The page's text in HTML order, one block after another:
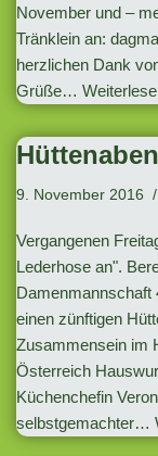
November und –
Tränklein an:
herzlichen Dank
Grüße…
9. November 2016
Vergangenen
Lederhose an".
Damenmannschaft
einen zünftigen
Zusammensein im
Österreich
Küchenchefin
selbstgemachter…